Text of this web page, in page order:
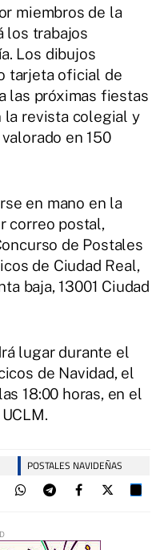
miembros de la
los trabajos
Los dibujos
tarjeta oficial de
las próximas fiestas
la revista colegial y
en 150
en mano en la
correo postal,
de Postales
de Ciudad Real,
baja, 13001 Ciudad
lugar durante el
de Navidad, el
18:00 horas, en el
POSTALES NAVIDEÑAS